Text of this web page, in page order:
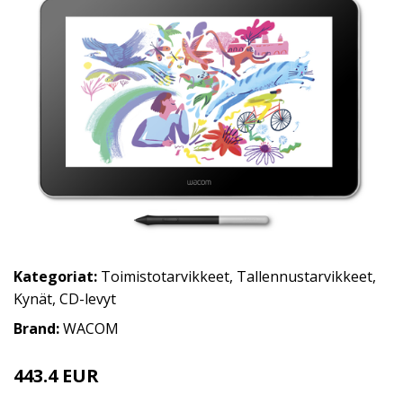
Kategoriat: Toimistotarvikkeet, Tallennustarvikkeet,
Kynät, CD-levyt
Brand:WACOM
443.4 EUR